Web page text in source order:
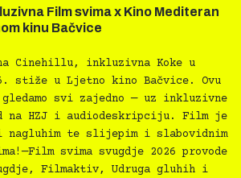
Film svima x Kino Mediteran
kinu Bačvice
Cinehillu, inkluzivna Koke u
stiže u Ljetno kino Bačvice. Ovu
svi zajedno — uz inkluzivne
HZJ i audiodeskripciju. Film je
i nagluhim te slijepim i slabovidnim
svima svugdje 2026 provode
Filmaktiv, Udruga gluhih i